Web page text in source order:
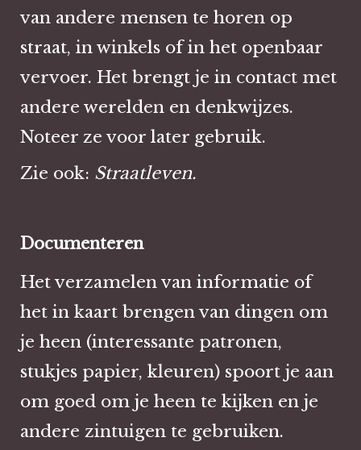
van andere mensen te horen op
straat, in winkels of in het openbaar
vervoer. Het brengt je in contact met
andere werelden en denkwijzes.
Noteer ze voor later gebruik.
Zie ook: Straatleven.
Documenteren
Het verzamelen van informatie of
het in kaart brengen van dingen om
je heen (interessante patronen,
stukjes papier, kleuren) spoort je aan
om goed om je heen te kijken en je
andere zintuigen te gebruiken.